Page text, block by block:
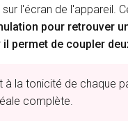
l'écran de l'appareil.
pour retrouver
il permet de coupler
à la tonicité de chaque
complète.